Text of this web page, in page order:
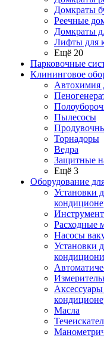
Домкраты
Реечные
Домкраты
Лифты для
Ещё 20
Парковочные
Клининговое
Автохимия
Пылесосы
Торнадоры
Ведра
Защитные
Ещё 3
Оборудование
Установки
Расходные
Насосы
Установки
Масла